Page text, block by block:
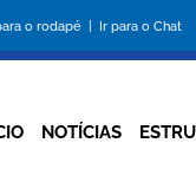
o rodapé | Ir para o Chat
NOTÍCIAS